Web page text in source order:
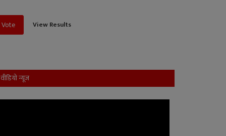
Vote View Results
वीडियो न्यूज